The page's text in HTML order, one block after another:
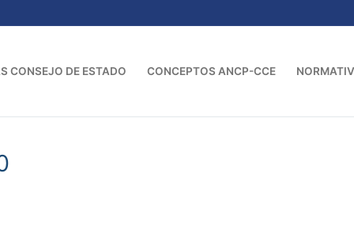
CONSEJO DE ESTADO CONCEPTOS ANCP-CCE